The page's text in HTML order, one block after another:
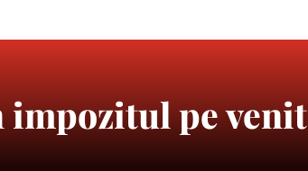
impozitul pe venit